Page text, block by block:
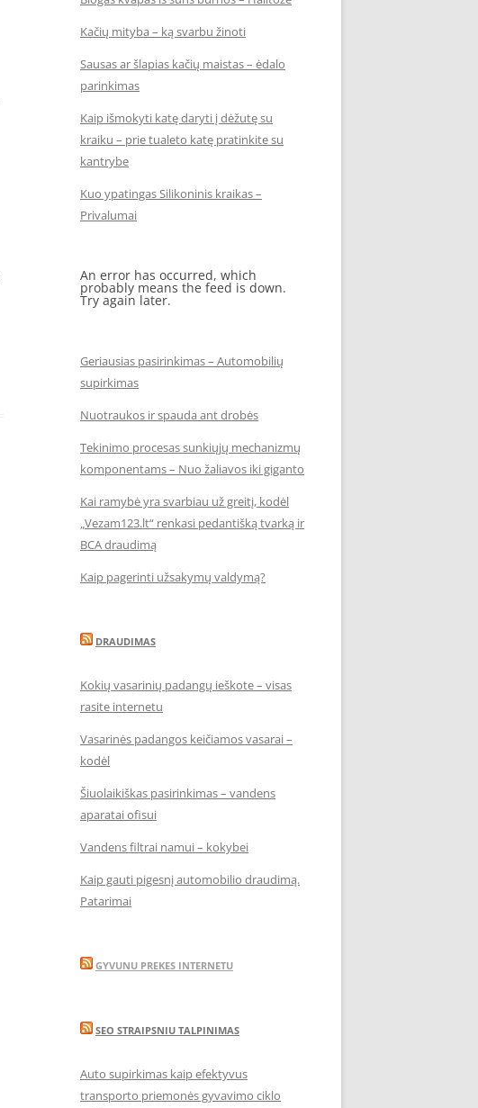
Kačių mityba – ką svarbu žinoti
Sausas ar šlapias kačių maistas – ėdalo
parinkimas
Kaip išmokyti katę daryti į dėžutę su
kraiku – prie tualeto katę pratinkite su
kantrybe
Kuo ypatingas Silikoninis kraikas –
Privalumai
An error has occurred, which
probably means the feed is down.
Try again later.
Geriausias pasirinkimas – Automobilių
supirkimas
Nuotraukos ir spauda ant drobės
Tekinimo procesas sunkiųjų mechanizmų
komponentams – Nuo žaliavos iki giganto
Kai ramybė yra svarbiau už greitį, kodėl
„Vezam123.lt“ renkasi pedantišką tvarką ir
BCA draudimą
Kaip pagerinti užsakymų valdymą?
DRAUDIMAS
Kokių vasarinių padangų ieškote – visas
rasite internetu
Vasarinės padangos keičiamos vasarai –
kodėl
Šiuolaikiškas pasirinkimas – vandens
aparatai ofisui
Vandens filtrai namui – kokybei
Kaip gauti pigesnį automobilio draudimą.
Patarimai
GYVUNU PREKES INTERNETU
SEO STRAIPSNIU TALPINIMAS
Auto supirkimas kaip efektyvus
transporto priemonės gyvavimo ciklo